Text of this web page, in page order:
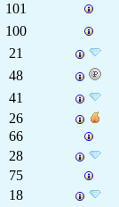
101
100
21
48
41
26
66
28
75
18